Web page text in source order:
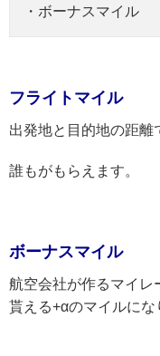
・ボーナスマイル
フライトマイル
出発地と目的地の距離
誰もがもらえます。
ボーナスマイル
航空会社が作るマイレ
貰える+αのマイルにな